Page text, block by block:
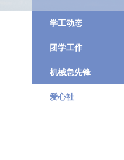
学工动态
团学工作
机械急先锋
爱心社